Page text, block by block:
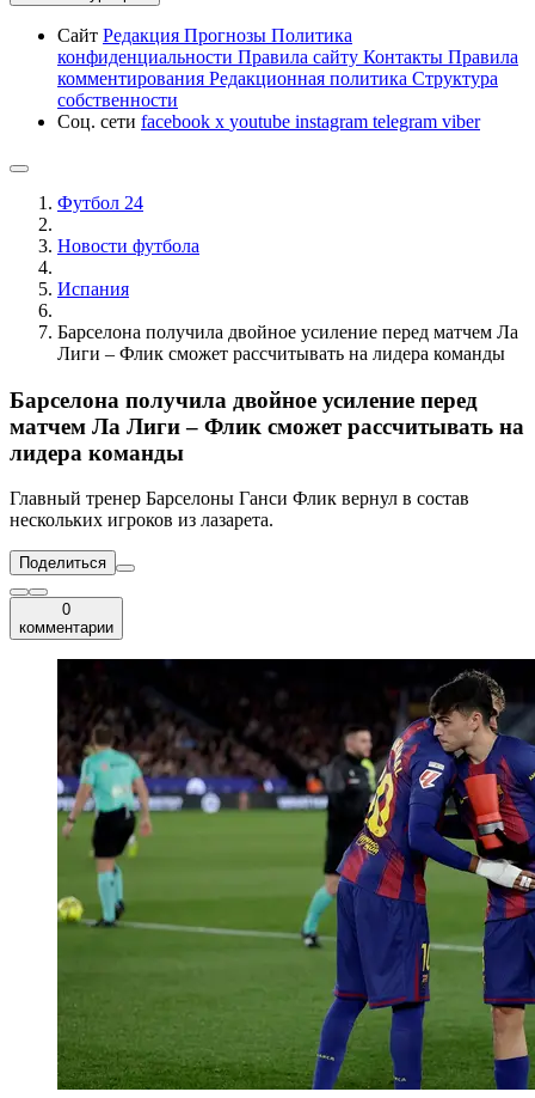
Сайт Редакция Прогнозы Политика
конфиденциальности Правила сайту Контакты Правила
комментирования Редакционная политика Структура
собственности
Соц. сети facebook x youtube instagram telegram viber
Футбол 24
Новости футбола
Испания
Барселона получила двойное усиление перед матчем Ла
Лиги – Флик сможет рассчитывать на лидера команды
Барселона получила двойное усиление перед
матчем Ла Лиги – Флик сможет рассчитывать на
лидера команды
Главный тренер Барселоны Ганси Флик вернул в состав
нескольких игроков из лазарета.
Поделиться
0
комментарии